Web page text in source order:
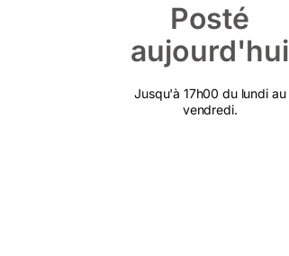
Posté
aujourd'hui
Jusqu'à 17h00 du lundi au
vendredi.